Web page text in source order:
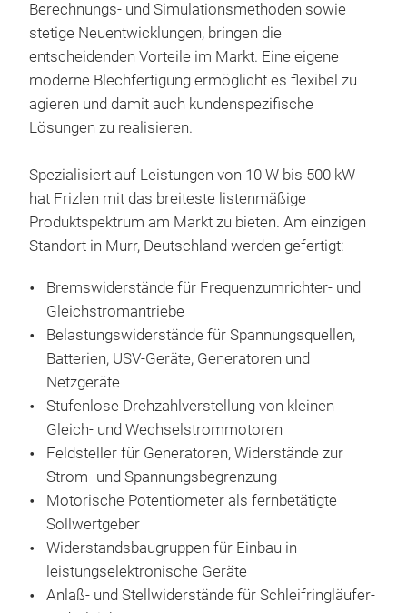
Berechnungs- und Simulationsmethoden sowie
stetige Neuentwicklungen, bringen die
entscheidenden Vorteile im Markt. Eine eigene
moderne Blechfertigung ermöglicht es flexibel zu
agieren und damit auch kundenspezifische
Lösungen zu realisieren.
Spezialisiert auf Leistungen von 10 W bis 500 kW
hat Frizlen mit das breiteste listenmäßige
Produktspektrum am Markt zu bieten. Am einzigen
Standort in Murr, Deutschland werden gefertigt:
Bremswiderstände für Frequenzumrichter- und
Gleichstromantriebe
Belastungswiderstände für Spannungsquellen,
Batterien, USV-Geräte, Generatoren und
Netzgeräte
Stufenlose Drehzahlverstellung von kleinen
Gleich- und Wechselstrommotoren
Feldsteller für Generatoren, Widerstände zur
Strom- und Spannungsbegrenzung
Motorische Potentiometer als fernbetätigte
Sollwertgeber
Widerstandsbaugruppen für Einbau in
leistungselektronische Geräte
Anlaß- und Stellwiderstände für Schleifringläufer-